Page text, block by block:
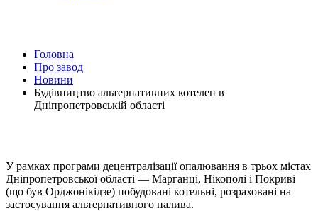
Головна
Про завод
Новини
Будівництво альтернативних котелен в
Дніпропетровській області
У рамках програми децентралізації опалювання в трьох містах
Дніпропетровської області — Марганці, Нікополі і Покриві
(що був Орджонікідзе) побудовані котельні, розраховані на
застосування альтернативного палива.